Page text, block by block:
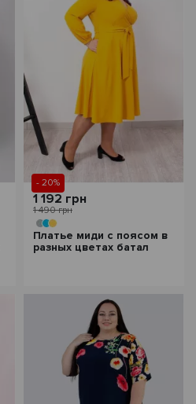
- 20%
1 192 грн
1 490 грн
Платье миди с поясом в
разных цветах батал